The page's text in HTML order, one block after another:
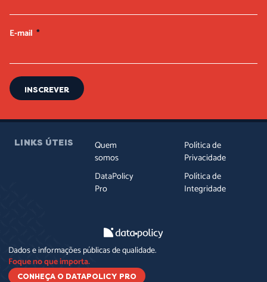
E-mail
INSCREVER
LINKS ÚTEIS
Quem
somos
DataPolicy
Pro
Política de
Privacidade
Política de
Integridade
Dados e informações públicas de qualidade.
Foque no que importa.
CONHEÇA O DATAPOLICY PRO